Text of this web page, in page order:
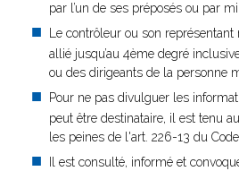
par l’un de ses préposés ou par
Le contrôleur ou son
allié jusqu’au 4ème degré
ou des dirigeants de la personne
Pour ne pas divulguer les
peut être destinataire, il est tenu
les peines de l'art. 226-13 du
Il est consulté, informé et